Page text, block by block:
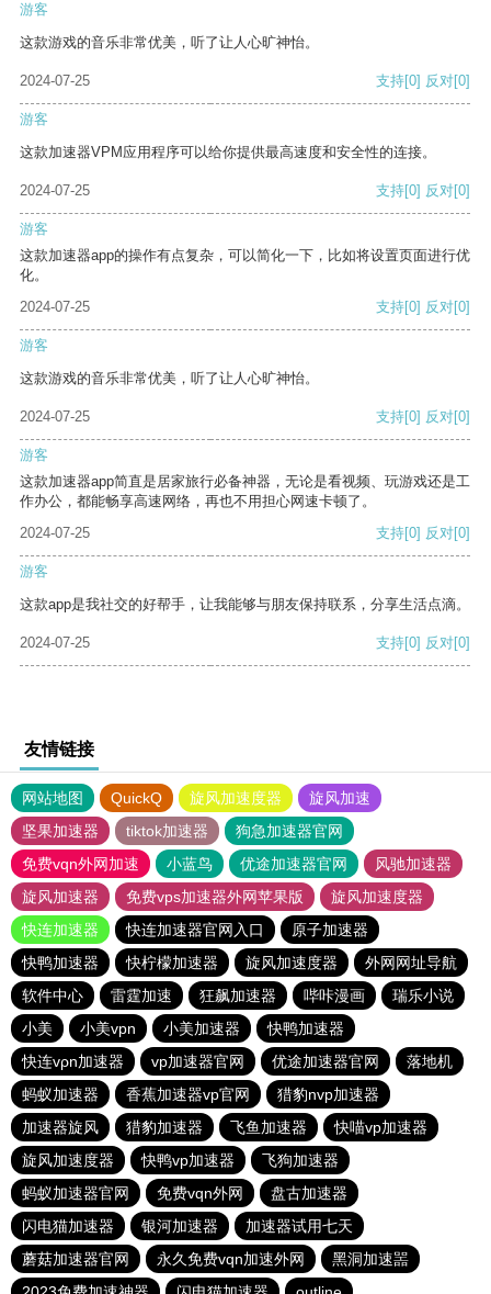
游客
这款游戏的音乐非常优美，听了让人心旷神怡。
2024-07-25 支持[0] 反对[0]
游客
这款加速器VPM应用程序可以给你提供最高速度和安全性的连接。
2024-07-25 支持[0] 反对[0]
游客
这款加速器app的操作有点复杂，可以简化一下，比如将设置页面进行优
化。
2024-07-25
支持[0] 反对[0]
游客
这款游戏的音乐非常优美，听了让人心旷神怡。
2024-07-25 支持[0] 反对[0]
游客
这款加速器app简直是居家旅行必备神器，无论是看视频、玩游戏还是工
作办公，都能畅享高速网络，再也不用担心网速卡顿了。
2024-07-25
支持[0] 反对[0]
游客
这款app是我社交的好帮手，让我能够与朋友保持联系，分享生活点滴。
2024-07-25 支持[0] 反对[0]
友情链接
网站地图 QuickQ 旋风加速度器
旋风加速
坚果加速器
tiktok加速器
狗急加速器官网
免费vqn外网加速
小蓝鸟 优途加速器官网
风驰加速器
旋风加速器
免费vps加速器外网苹果版
旋风加速度器
快连加速器
快连加速器官网入口
原子加速器
快鸭加速器
快柠檬加速器 旋风加速度器
外网网址导航
软件中心
雷霆加速 狂飙加速器 哔咔漫画
瑞乐小说
小美
小美vpn 小美加速器
快鸭加速器
快连vρn加速器
vp加速器官网 优途加速器官网
落地机
蚂蚁加速器
香蕉加速器vp官网
猎豹nvp加速器
加速器旋风
猎豹加速器 飞鱼加速器
快喵vp加速器
旋风加速度器
快鸭vp加速器
飞狗加速器
蚂蚁加速器官网
免费vqn外网
盘古加速器
闪电猫加速器
银河加速器
加速器试用七天
蘑菇加速器官网
永久免费vqn加速外网
黑洞加速噐